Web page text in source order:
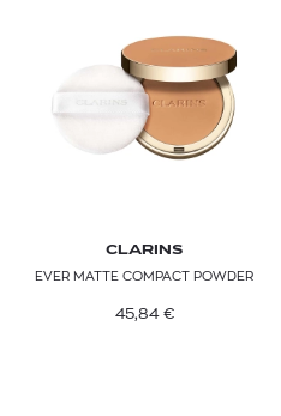
CLARINS
EVER MATTE COMPACT POWDER
45,84 €